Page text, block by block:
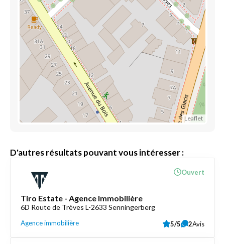
Leaflet
D'autres résultats pouvant vous intéresser :
Tiro Estate - Agence Immobilière
6D Route de Trèves L-2633 Senningerberg
Agence immobilière
Ouvert
5/5 2Avis